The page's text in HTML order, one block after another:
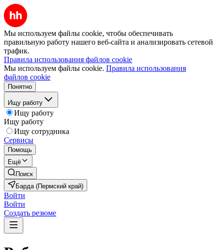
Мы используем файлы cookie, чтобы обеспечивать
правильную работу нашего веб-сайта и анализировать сетевой
трафик.
Правила использования файлов cookie
Мы используем файлы cookie. Правила использования
файлов cookie
Понятно
Ищу работу
Ищу работу
Ищу работу
Ищу сотрудника
Сервисы
Помощь
Ещё
Поиск
Барда (Пермский край)
Войти
Войти
Создать резюме